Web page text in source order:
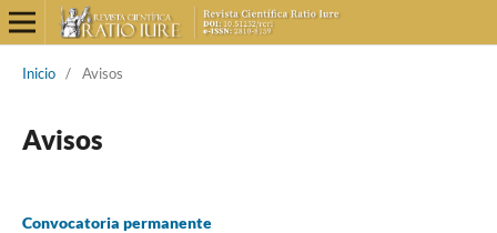
Inicio / Avisos
Avisos
Convocatoria permanente